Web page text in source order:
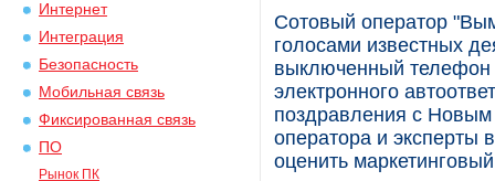
Интернет
Интеграция
Безопасность
Мобильная связь
Фиксированная связь
ПО
Рынок ПК
Сотовый оператор
голосами известных
выключенный телефон
электронного
поздравления с
оператора и эксперты
оценить